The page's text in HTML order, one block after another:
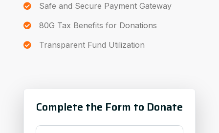
Safe and Secure Payment Gateway
80G Tax Benefits for Donations
Transparent Fund Utilization
Complete the Form to Donate